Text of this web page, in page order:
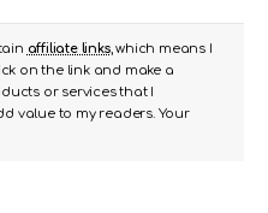
affiliate links, which means I
on the link and make a
or services that I
value to my readers. Your